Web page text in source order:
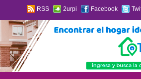
RSS 2urpi Facebook